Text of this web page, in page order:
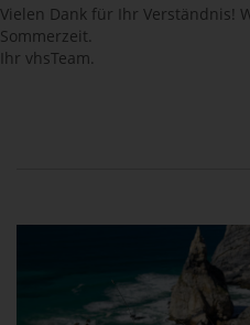
Vielen Dank für Ihr Verständnis!
Sommerzeit.
Ihr vhsTeam.